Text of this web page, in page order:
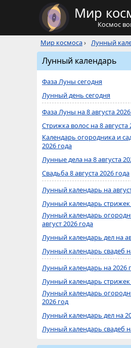
Мир
Космос
Мир космоса› Лунный
Лунный календарь
Фаза Луны сегодня
Лунный день сегодня
Фаза Луны на 8 августа
Стрижка волос на 8 августа
Календарь огородника и
2026 года
Лунные дела на 8 августа
Свадьба 8 августа 2026 года
Лунный календарь на
Лунный календарь стрижек
Лунный календарь
август 2026 года
Лунный календарь дел на
Лунный календарь свадеб
Лунный календарь на 2026
Лунный календарь стрижек
Лунный календарь
2026 год
Лунный календарь дел на
Лунный календарь свадеб